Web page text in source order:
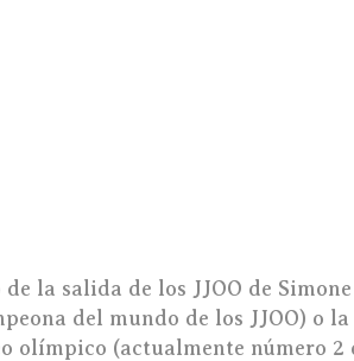
la salida de los JJOO de
del mundo de los JJOO) o
olímpico (actualmente número 2